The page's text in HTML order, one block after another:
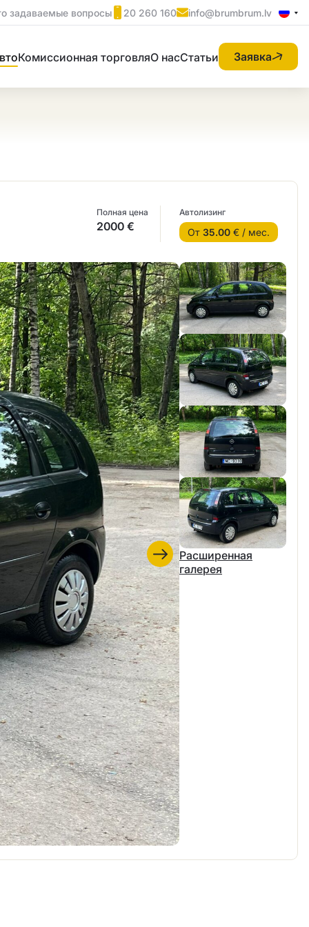
задаваемые вопросы 20 260 160 info@brumbrum.lv
Комиссионная торговляО насСтатьи Заявка
Полная цена
2000 €
Автолизинг
От 35.00 € / мес.
Расширенная
галерея